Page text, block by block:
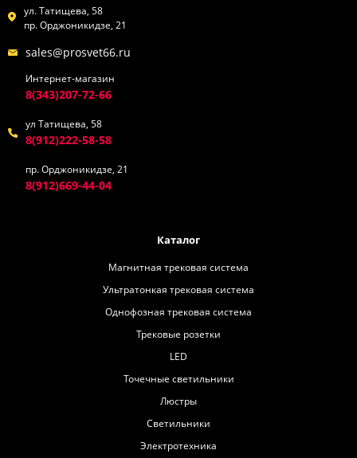
ул. Татищева, 58
пр. Орджоникидзе, 21
sales@prosvet66.ru
Интернет-магазин
8(343)207-72-66
ул Татищева, 58
8(912)222-58-58
пр. Орджоникидзе, 21
8(912)669-44-04
Каталог
Магнитная трековая система
Ультратонкая трековая система
Однофозная трековая система
Трековые розетки
LED
Точечные светильники
Люстры
Светильники
Электротехника